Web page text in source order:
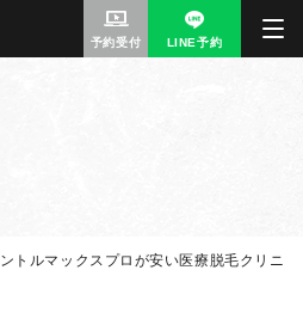
予約受付 LINE予約
トルマックスプロが安い医療脱毛クリニ